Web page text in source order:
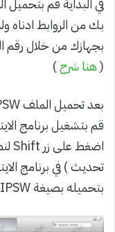
في البداية قم بتحميل
بك من الروابط ادناه
(هنا شرح)
قم بتشغيل برنامج
تحديث ) في برنامج
بتحميله بصيغة IPSW مُسبقاً .